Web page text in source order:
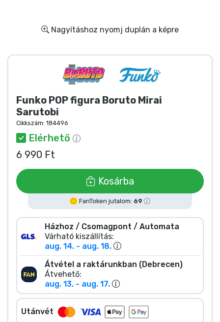
Nagyításhoz nyomj duplán a képre
Funko POP figura Boruto Mirai
Sarutobi
Cikkszám: 184496
Elérhető
6 990 Ft
Kosárba
FanToken jutalom: 69
Házhoz / Csomagpont / Automata
Várható kiszállítás:
aug. 14. - aug. 18.
Átvétel a raktárunkban (Debrecen)
Átvehető:
aug. 13. - aug. 17.
Utánvét
Gamer cuccok
Sportos cuccok
Márkák